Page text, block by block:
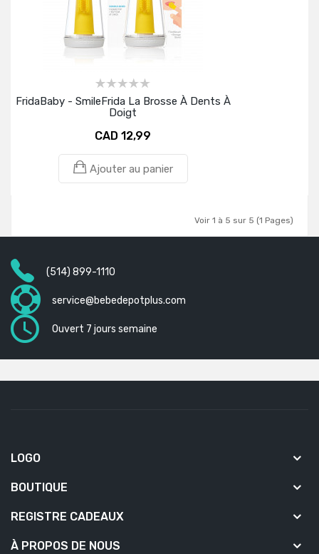
FridaBaby - SmileFrida La Brosse À Dents À
Doigt
CAD 12,99
Ajouter au panier
Voir 1 à 5 sur 5 (1 Pages)
(514) 899-1110
service@bebedepotplus.com
Ouvert 7 jours semaine
LOGO
BOUTIQUE
REGISTRE CADEAUX
À PROPOS DE NOUS